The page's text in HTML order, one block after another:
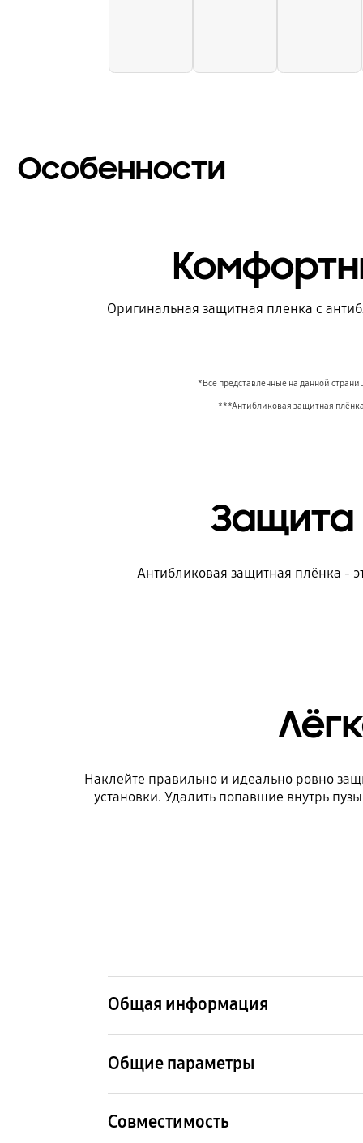
Особенности
Оригинальная защитная пленка с
*Все представленные на данной
***Антибликовая защитная плёнка
Защита
Антибликовая защитная плёнка -
Наклейте правильно и идеально ровно
установки. Удалить попавшие внутрь
Общая информация
Общие параметры
изображения без искажений,
Совместимость